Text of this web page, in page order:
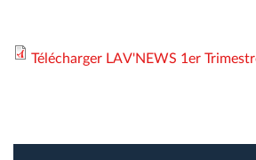
Télécharger LAV'NEWS 1er